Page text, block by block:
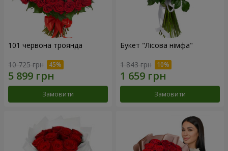
101 червона троянда
10 725 грн
Замовити
Букет "Лісова німфа"
1 843 грн
Замовити